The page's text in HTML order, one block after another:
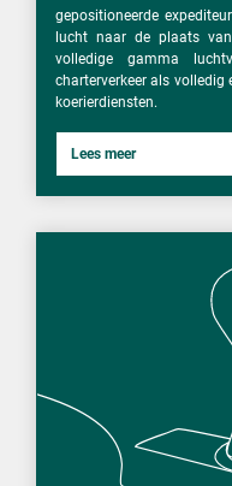
gepositioneerde
lucht naar de plaats
volledige gamma
charterverkeer als volledig
koerierdiensten.
Lees meer